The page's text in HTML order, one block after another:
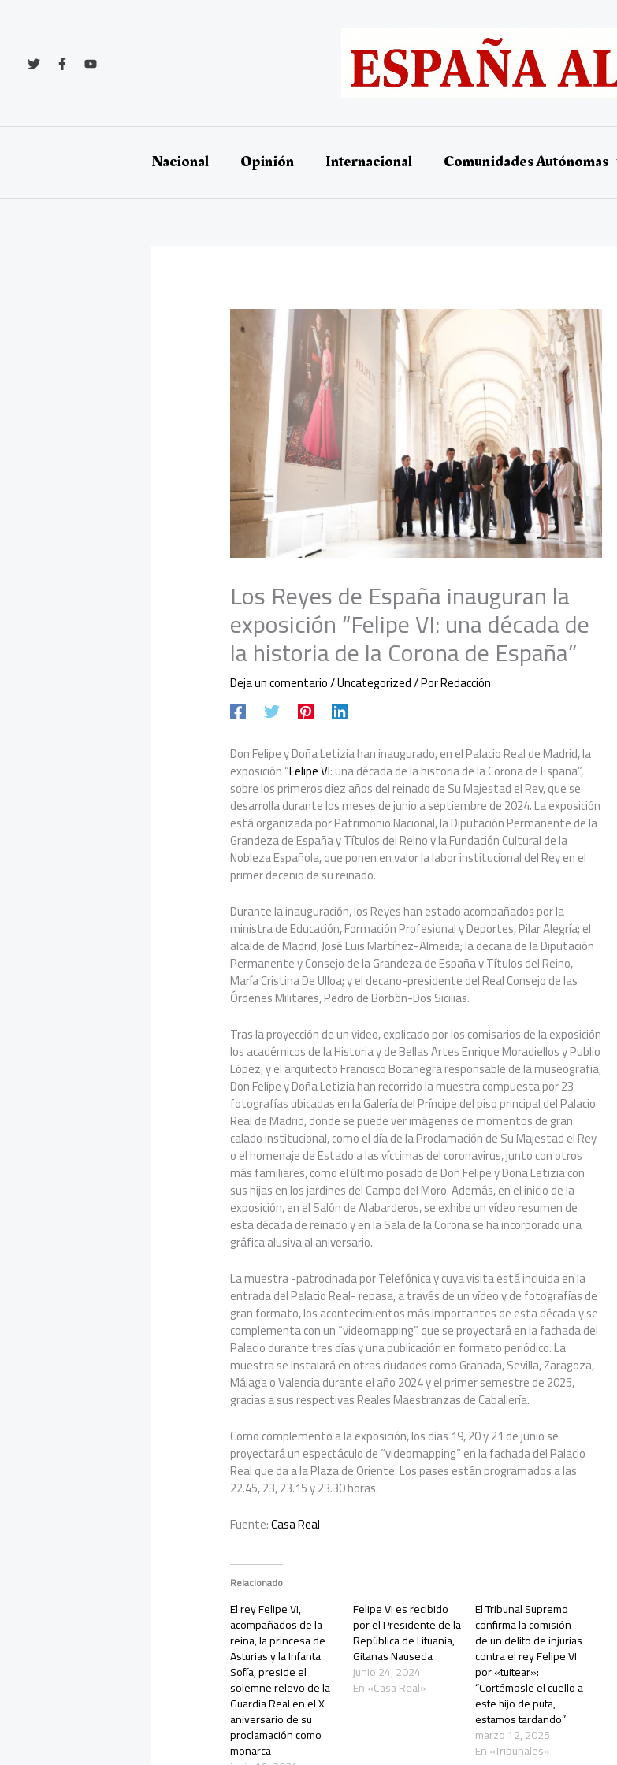
Nacional Opinión Internacional Comunidades Autónomas
Los Reyes de España inauguran la
exposición “Felipe VI: una década de
la historia de la Corona de España”
Deja un comentario/Uncategorized/ PorRedacción
Don Felipe y Doña Letizia han inaugurado, en el Palacio Real de Madrid, la
exposición “Felipe VI: una década de la historia de la Corona de España”,
sobre los primeros diez años del reinado de Su Majestad el Rey, que se
desarrolla durante los meses de junio a septiembre de 2024. La exposición
está organizada por Patrimonio Nacional, la Diputación Permanente de la
Grandeza de España y Títulos del Reino y la Fundación Cultural de la
Nobleza Española, que ponen en valor la labor institucional del Rey en el
primer decenio de su reinado.
Durante la inauguración, los Reyes han estado acompañados por la
ministra de Educación, Formación Profesional y Deportes, Pilar Alegría; el
alcalde de Madrid, José Luis Martínez-Almeida; la decana de la Diputación
Permanente y Consejo de la Grandeza de España y Títulos del Reino,
María Cristina De Ulloa; y el decano-presidente del Real Consejo de las
Órdenes Militares, Pedro de Borbón-Dos Sicilias.
Tras la proyección de un video, explicado por los comisarios de la exposición
los académicos de la Historia y de Bellas Artes Enrique Moradiellos y Publio
López, y el arquitecto Francisco Bocanegra responsable de la museografía,
Don Felipe y Doña Letizia han recorrido la muestra compuesta por 23
fotografías ubicadas en la Galería del Príncipe del piso principal del Palacio
Real de Madrid, donde se puede ver imágenes de momentos de gran
calado institucional, como el día de la Proclamación de Su Majestad el Rey
o el homenaje de Estado a las víctimas del coronavirus, junto con otros
más familiares, como el último posado de Don Felipe y Doña Letizia con
sus hijas en los jardines del Campo del Moro. Además, en el inicio de la
exposición, en el Salón de Alabarderos, se exhibe un vídeo resumen de
esta década de reinado y en la Sala de la Corona se ha incorporado una
gráfica alusiva al aniversario.
La muestra -patrocinada por Telefónica y cuya visita está incluida en la
entrada del Palacio Real- repasa, a través de un vídeo y de fotografías de
gran formato, los acontecimientos más importantes de esta década y se
complementa con un “videomapping” que se proyectará en la fachada del
Palacio durante tres días y una publicación en formato periódico. La
muestra se instalará en otras ciudades como Granada, Sevilla, Zaragoza,
Málaga o Valencia durante el año 2024 y el primer semestre de 2025,
gracias a sus respectivas Reales Maestranzas de Caballería.
Como complemento a la exposición, los días 19, 20 y 21 de junio se
proyectará un espectáculo de “videomapping” en la fachada del Palacio
Real que da a la Plaza de Oriente. Los pases están programados a las
22.45, 23, 23.15 y 23.30 horas.
Fuente:Casa Real
Relacionado
El rey Felipe VI,
acompañados de la
reina, la princesa de
Asturias y la Infanta
Sofía, preside el
solemne relevo de la
Guardia Real en el X
aniversario de su
proclamación como
monarca
Felipe VI es recibido
por el Presidente de la
República de Lituania,
Gitanas Nauseda
junio 24, 2024
En «Casa Real»
El Tribunal Supremo
confirma la comisión
de un delito de injurias
contra el rey Felipe VI
por «tuitear»:
“Cortémosle el cuello a
este hijo de puta,
estamos tardando”
marzo 12, 2025
En «Tribunales»